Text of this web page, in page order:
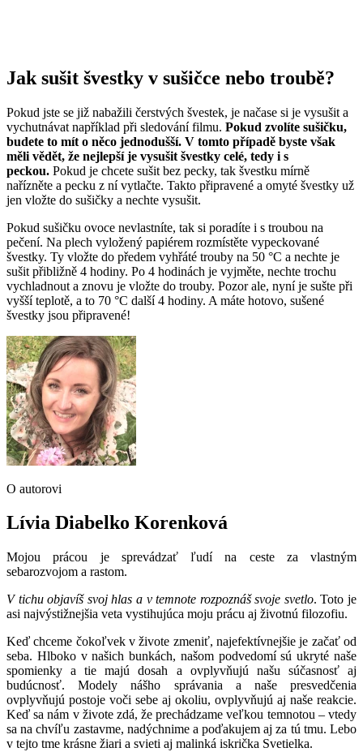
Jak sušit švestky v sušičce nebo troubě?
Pokud jste se již nabažili čerstvých švestek, je načase si je vysušit a
vychutnávat například při sledování filmu. Pokud zvolíte sušičku,
budete to mít o něco jednodušší. V tomto případě byste však
měli vědět, že nejlepší je vysušit švestky celé, tedy i s
peckou. Pokud je chcete sušit bez pecky, tak švestku mírně
nařízněte a pecku z ní vytlačte. Takto připravené a omyté švestky už
jen vložte do sušičky a nechte vysušit.
Pokud sušičku ovoce nevlastníte, tak si poradíte i s troubou na
pečení. Na plech vyložený papiérem rozmístěte vypeckované
švestky. Ty vložte do předem vyhřáté trouby na 50 °C a nechte je
sušit přibližně 4 hodiny. Po 4 hodinách je vyjměte, nechte trochu
vychladnout a znovu je vložte do trouby. Pozor ale, nyní je sušte při
vyšší teplotě, a to 70 °C další 4 hodiny. A máte hotovo, sušené
švestky jsou připravené!
O autorovi
Lívia Diabelko Korenková
Mojou prácou je sprevádzať ľudí na ceste za vlastným
sebarozvojom a rastom.
V tichu objavíš svoj hlas a v temnote rozpoznáš svoje svetlo. Toto je
asi najvýstižnejšia veta vystihujúca moju prácu aj životnú filozofiu.
Keď chceme čokoľvek v živote zmeniť, najefektívnejšie je začať od
seba. Hlboko v našich bunkách, našom podvedomí sú ukryté naše
spomienky a tie majú dosah a ovplyvňujú našu súčasnosť aj
budúcnosť. Modely nášho správania a naše presvedčenia
ovplyvňujú postoje voči sebe aj okoliu, ovplyvňujú aj naše reakcie.
Keď sa nám v živote zdá, že prechádzame veľkou temnotou – vtedy
sa na chvíľu zastavme, nadýchnime a poďakujem aj za tú tmu. Lebo
v tejto tme krásne žiari a svieti aj malinká iskrička Svetielka.